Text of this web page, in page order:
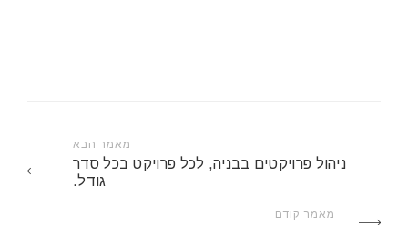
מאמר הבא
ניהול פרויקטים בבניה, לכל פרויקט בכל סדר
גודל.
מאמר קודם